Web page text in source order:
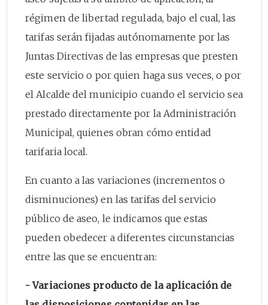
régimen de libertad regulada, bajo el cual, las
tarifas serán fijadas autónomamente por las
Juntas Directivas de las empresas que presten
este servicio o por quien haga sus veces, o por
el Alcalde del municipio cuando el servicio sea
prestado directamente por la Administración
Municipal, quienes obran cómo entidad
tarifaria local.
En cuanto a las variaciones (incrementos o
disminuciones) en las tarifas del servicio
público de aseo, le indicamos que estas
pueden obedecer a diferentes circunstancias
entre las que se encuentran:
- Variaciones producto de la aplicación de